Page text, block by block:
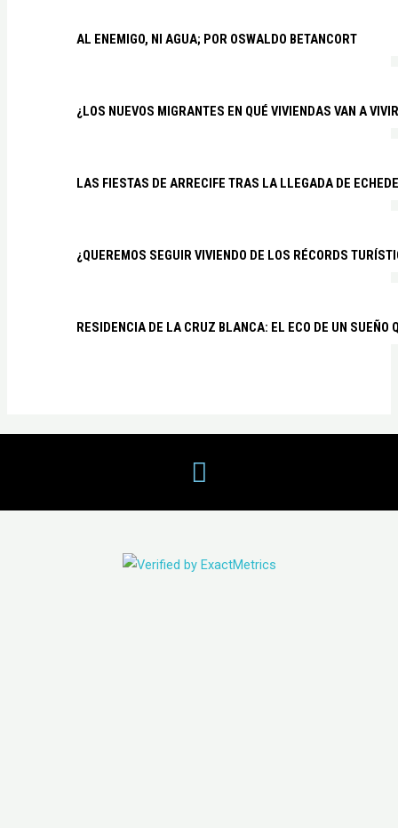
AL ENEMIGO, NI AGUA; POR OSWALDO BETANCORT
¿LOS NUEVOS MIGRANTES EN QUÉ VIVIENDAS VAN A
LAS FIESTAS DE ARRECIFE TRAS LA LLEGADA DE
¿QUEREMOS SEGUIR VIVIENDO DE LOS RÉCORDS
RESIDENCIA DE LA CRUZ BLANCA: EL ECO DE UN SUEÑO